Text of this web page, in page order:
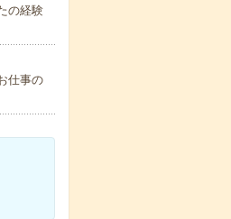
の経験
仕事の